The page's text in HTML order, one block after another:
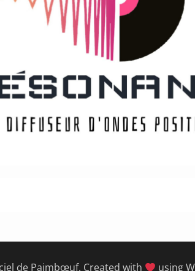
de Paimbœuf. Created with using